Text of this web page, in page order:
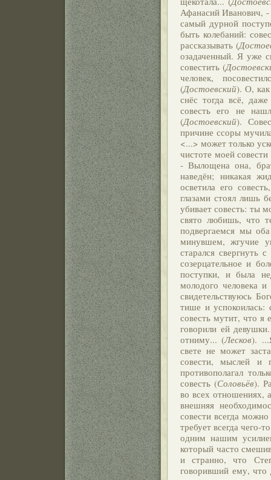
Афанасий Иванович, -
самый дурной
быть колебаний:
рассказывать (
озадаченный. Я уже
совестить (
человек,
(Достоевский). О,
снёс тогда всё,
совесть его не
(Достоевский).
причине ссоры
<...> может только
чистоте моей
- Вылощена она,
наведён; никакая
осветила его
глазами стоял лишь
убивает совесть: ты
свято любишь, что
подвергаемся мы
минувшем, жгучие
старался свергнуть
созерцательное и
поступки, и была
молодого человека
свидетельствуюсь
тише и
совесть мутит, что я
говорили ей
отниму... (Лесков).
свете не может
совести, мыслей и
противополагал
совесть (Соловьёв).
во всех отношениях,
внешняя
совести всегда
требует всегда чего-
одним нашим
который часто
и странно, что
говоривший ему, что